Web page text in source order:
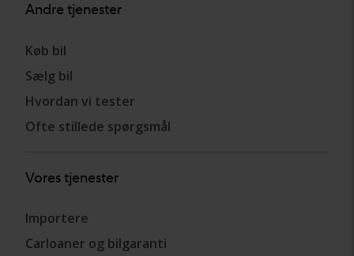
Andre tjenester
Køb bil
Sælg bil
Hvordan vi tester
Ofte stillede spørgsmål
Vores tjenester
Importere
Carloaner og bilgaranti